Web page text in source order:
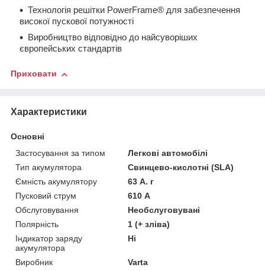
Технологія решітки PowerFrame® для забезпечення
високої пускової потужності
Виробництво відповідно до найсуворіших
європейських стандартів
Приховати
Характеристики
Основні
Застосування за типом
Легкові автомобілі
Тип акумулятора
Свинцево-кислотні (SLA)
Ємність акумулятору
63 А. г
Пусковий струм
610 А
Обслуговування
Необслуговувані
Полярність
1 (+ зліва)
Індикатор заряду
акумулятора
Ні
Виробник
Varta